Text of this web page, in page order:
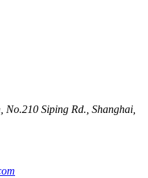
No.210 Siping Rd., Shanghai,